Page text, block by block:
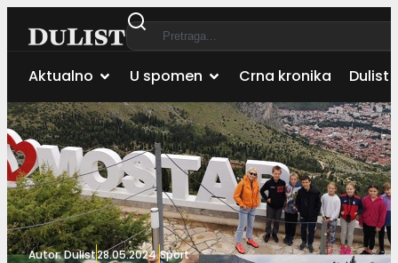
Aktualno U spomen Crna kronika Dulist
Autor:Dulist28.05.2024.Sport